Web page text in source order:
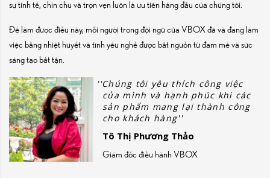
sự tinh tế, chỉn chu và trọn vẹn luôn là ưu tiên hàng đầu của chúng tôi.
Để làm được điều này, mỗi người trong đội ngũ của VBOX đã và đang làm
việc bằng nhiệt huyết và tình yêu nghề được bắt nguồn từ đam mê và sức
sáng tạo bất tận.
Chúng tôi yêu thích công việc
của mình và hạnh phúc khi các
sản phẩm mang lại thành công
cho khách hàng
Tô Thị Phương Thảo
Giám đốc điều hành VBOX